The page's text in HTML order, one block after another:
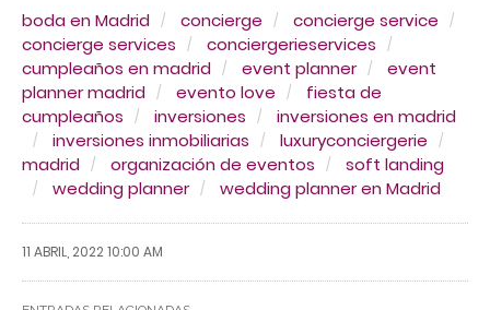
boda en Madrid concierge
concierge service
concierge services
conciergerieservices
cumpleaños en madrid
event planner
event
planner madrid
evento love
fiesta de
cumpleaños
inversiones
inversiones en madrid
inversiones inmobiliarias
luxuryconciergerie
madrid
organización de eventos
soft landing
wedding planner
wedding planner en Madrid
11 ABRIL, 2022 10:00 AM